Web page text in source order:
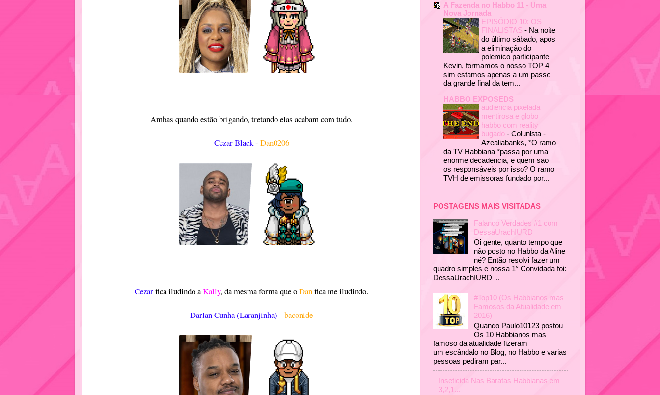
Ambas quando estão brigando, tretando elas acabam com tudo.
Cezar Black- Dan0206
Cezarfica iludindo aKally, da mesma forma que oDanfica me iludindo.
Darlan Cunha (Laranjinha) - baconide
A Fazenda no Habbo 11 - Uma
Nova Jornada
EPISÓDIO 10: OS
FINALISTAS - Na noite
do último sábado, após
a eliminação do
polemico participante
Kevin, formamos o nosso TOP 4,
sim estamos apenas a um passo
da grande final da tem...
HABBO EXPOSEDS
audiencia pixelada
mentirosa e globo
habbo com reality
bugado - Colunista -
Azealiabanks, *O ramo
da TV Habbiana *passa por uma
enorme decadência, e quem são
os responsáveis por isso? O ramo
TVH de emissoras fundado por...
POSTAGENS MAIS VISITADAS
Falando Verdades #1 com
DessaUrachIURD
Oi gente, quanto tempo que
não posto no Habbo da Aline
né? Então resolvi fazer um
quadro simples e nossa 1° Convidada foi:
DessaUrachIURD ...
#Top10 (Os Habbianos mas
Famosos da Atualidade em
2016)
Quando Paulo10123 postou
Os 10 Habbianos mas
famoso da atualidade fizeram
um escândalo no Blog, no Habbo e varias
pessoas pediram par...
Inseticida Nas Baratas Habbianas em
3,2,1...